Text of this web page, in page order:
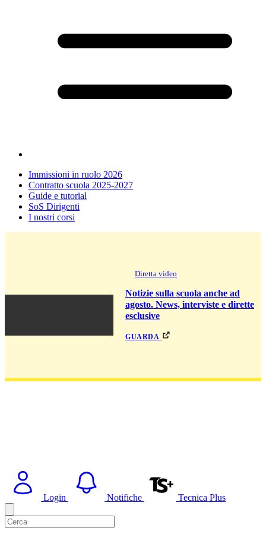
Immissioni in ruolo 2026
Contratto scuola 2025-2027
Guide e tutorial
SoS Dirigenti
I nostri corsi
Diretta video
Notizie sulla scuola anche ad
agosto. News, interviste e dirette
esclusive
guarda
Login Notifiche Tecnica Plus